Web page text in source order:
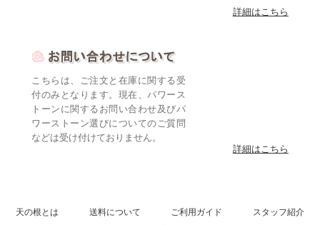
詳細はこちら
こちらは、ご注文と在庫に関する受
付のみとなります。現在、パワース
トーンに関するお問い合わせ及びパ
ワーストーン選びについてのご質問
などは受け付けておりません。
詳細はこちら
天の根とは 送料について ご利用ガイド
スタッフ紹介